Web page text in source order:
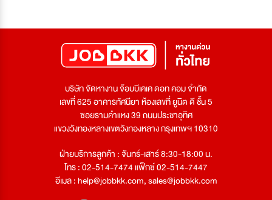
บริษัท จัดหางาน จ๊อบบีเคเค ดอท คอม จำกัด
เลขที่ 625 อาคารทัศนียา ห้องเลขที่ ยูนิต ดี ชั้น 5
ซอยรามคำแหง 39 ถนนประชาอุทิศ
แขวงวังทองหลางเขตวังทองหลาง กรุงเทพฯ 10310
ฝ่ายบริการลูกค้า : จันทร์-เสาร์ 8:30-18:00 น.
โทร : 02-514-7474 แฟ็กซ์ 02-514-7447
อีเมล :help@jobbkk.com,sales@jobbkk.com